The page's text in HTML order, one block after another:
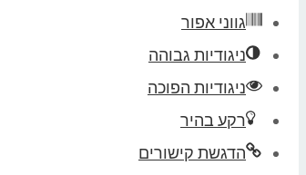
גווני אפור
ניגודיות גבוהה
ניגודיות הפוכה
רקע בהיר
הדגשת קישורים